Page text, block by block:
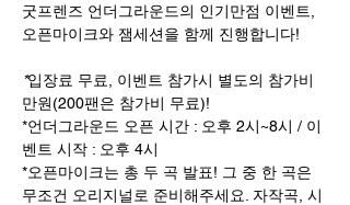
굿프렌즈 언더그라운드의 인기만점 이벤트,
오픈마이크와 잼세션을 함께 진행합니다!
*입장료 무료, 이벤트 참가시 별도의 참가비
만원(200팬은 참가비 무료)!
*언더그라운드 오픈 시간 : 오후 2시~8시 / 이
벤트 시작 : 오후 4시
*오픈마이크는 총 두 곡 발표! 그 중 한 곡은
무조건 오리지널로 준비해주세요. 자작곡, 시